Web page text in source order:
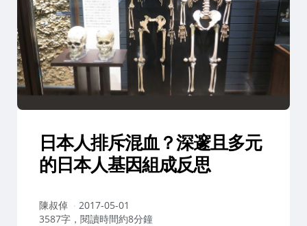
日本人排斥混血？深邃且多元
的日本人基因組成反思
作
者：
陳叔倬
2017-05-01
3587字，閱讀時間約8分鐘